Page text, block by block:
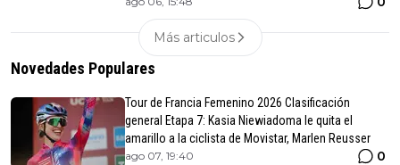
Más articulos
Novedades Populares
Tour de Francia Femenino 2026 Clasificación
general Etapa 7: Kasia Niewiadoma le quita el
amarillo a la ciclista de Movistar, Marlen Reusser
ago 07, 19:40 0